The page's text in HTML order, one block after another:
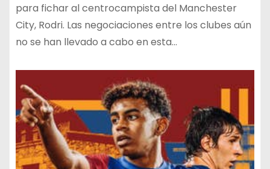
para fichar al centrocampista del Manchester
City, Rodri. Las negociaciones entre los clubes aún
no se han llevado a cabo en esta…